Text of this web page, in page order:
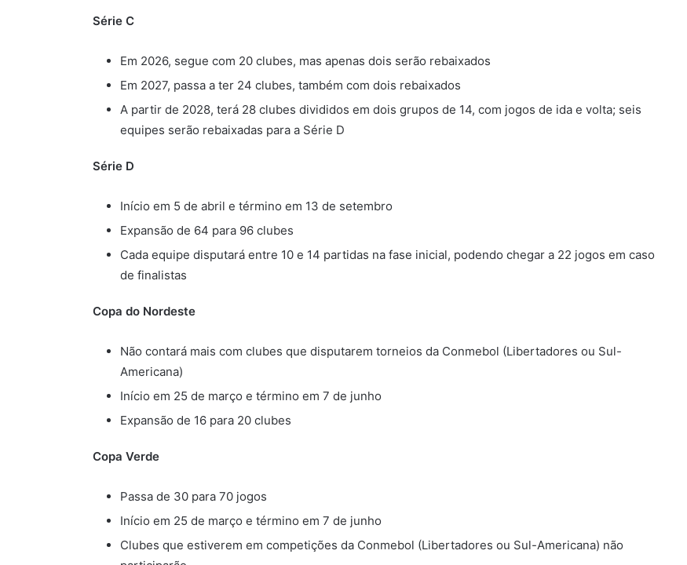
Série C
Em 2026, segue com 20 clubes, mas apenas dois serão rebaixados
Em 2027, passa a ter 24 clubes, também com dois rebaixados
A partir de 2028, terá 28 clubes divididos em dois grupos de 14, com jogos de ida e volta; seis
equipes serão rebaixadas para a Série D
Série D
Início em 5 de abril e término em 13 de setembro
Expansão de 64 para 96 clubes
Cada equipe disputará entre 10 e 14 partidas na fase inicial, podendo chegar a 22 jogos em caso
de finalistas
Copa do Nordeste
Não contará mais com clubes que disputarem torneios da Conmebol (Libertadores ou Sul-
Americana)
Início em 25 de março e término em 7 de junho
Expansão de 16 para 20 clubes
Copa Verde
Passa de 30 para 70 jogos
Início em 25 de março e término em 7 de junho
Clubes que estiverem em competições da Conmebol (Libertadores ou Sul-Americana) não